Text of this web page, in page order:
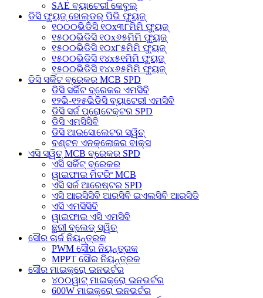
SAE ବ୍ୟାଟେରୀ କେବୁଲ୍
ଡିସି ଫ୍ୟୁଜ୍ ହୋଲ୍ଡର୍ ପିଭି ଫ୍ୟୁଜ୍
୧୦୦୦ଭିଡିସି ୧୦x୩୮ମିମି ଫ୍ୟୁଜ୍
୧୫୦୦ଭିଡିସି ୧୦x୬୫ମିମି ଫ୍ୟୁଜ୍
୧୫୦୦ଭିଡିସି ୧୦x୮୫ମିମି ଫ୍ୟୁଜ୍
୧୫୦୦ଭିଡିସି ୧୪x୫୧ମିମି ଫ୍ୟୁଜ୍
୧୫୦୦ଭିଡିସି ୧୪x୬୫ମିମି ଫ୍ୟୁଜ୍
ଡିସି ସର୍କିଟ ବ୍ରେକର MCB SPD
ଡିସି ସର୍କିଟ ବ୍ରେକର ଏମସିବି
୧୨ଭି-୧୨୫ଭିଡିସି ବ୍ୟାଟେରୀ ଏମସିବି
ଡିସି ସର୍ଜ ପ୍ରୋଟେକ୍ଟର SPD
ଡିସି ଏମସିସିବି
ଡିସି ଆଇସୋଲେଟର ସ୍ୱିଚ୍
ବଣ୍ଟନ ଏନକ୍ଲୋଜର ବାକ୍ସ
ଏସି ସ୍ୱିଚ୍ MCB ବ୍ରେକର SPD
ଏସି ସର୍କିଟ୍ ବ୍ରେକର
ୱାଇଫାଇ ମିଟରିଂ MCB
ଏସି ସର୍ଜ ଆରେଷ୍ଟର SPD
ଏସି ଆରସିସିବି ଆରସିବି ଇଏଲସିବି ଆରସିଡି
ଏସି ଏମସିସିବି
ୱାଇଫାଇ ଏସି ଏମସିବି
ଛୁରୀ ବ୍ଲେଡ୍ ସ୍ୱିଚ୍
ସୌର ଚାର୍ଜ ନିୟନ୍ତ୍ରକ
PWM ସୌର ନିୟନ୍ତ୍ରକ
MPPT ସୌର ନିୟନ୍ତ୍ରକ
ସୌର ମାଇକ୍ରୋ ଇନଭର୍ଟର
୪୦୦ୱାଟ୍ ମାଇକ୍ରୋ ଇନଭର୍ଟର
600W ମାଇକ୍ରୋ ଇନଭର୍ଟର